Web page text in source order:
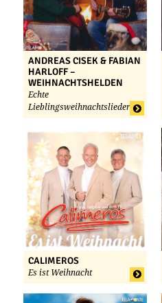
ANDREAS CISEK & FABIAN
HARLOFF –
WEIHNACHTSHELDEN
Echte
Lieblingsweihnachtslieder
CALIMEROS
Es ist Weihnacht